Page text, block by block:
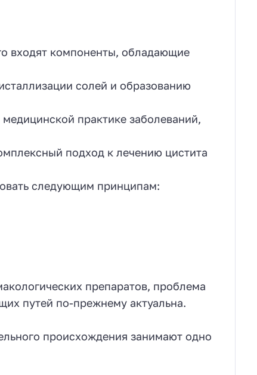
входят компоненты, обладающие
солей и образованию
практике заболеваний,
подход к лечению цистита
следующим принципам:
препаратов, проблема
путей по-прежнему актуальна.
происхождения занимают одно